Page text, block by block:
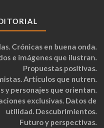
Crónicas en buena onda.
e imágenes que ilustran.
Propuestas positivas.
Artículos que nutren.
y personajes que orientan.
exclusivas. Datos de
utilidad. Descubrimientos.
Futuro y perspectivas.